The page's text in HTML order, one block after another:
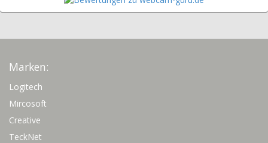
Marken:
Logitech
Mircosoft
Creative
TeckNet